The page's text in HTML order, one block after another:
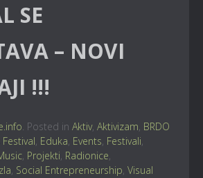
SE
– NOVI
!!!
. Posted in Aktiv, Aktivizam, BRDO
, Eduka, Events, Festivali,
, Projekti, Radionice,
, Social Entrepreneurship, Visual